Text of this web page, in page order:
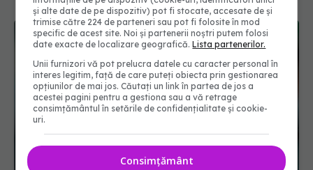
Scădere semnificativă a cazurilor noi de COVID-
și alte date de pe dispozitiv) pot fi stocate, accesate de și
trimise către 224 de parteneri sau pot fi folosite în mod
specific de acest site. Noi și partenerii noștri putem folosi
date exacte de localizare geografică.Lista partenerilor.
Unii furnizori vă pot prelucra datele cu caracter personal în
interes legitim, față de care puteți obiecta prin gestionarea
opțiunilor de mai jos. Căutați un link în partea de jos a
acestei pagini pentru a gestiona sau a vă retrage
consimțământul în setările de confidențialitate și cookie-
uri.
Consimțământ